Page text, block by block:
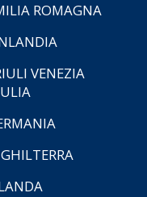
ROMAGNA
VENEZIA